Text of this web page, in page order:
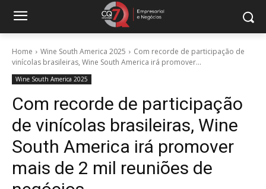
Home Wine South America 2025
Com recorde de participação de
vinícolas brasileiras, Wine South America irá promover...
Wine South America 2025
Com recorde de participação
de vinícolas brasileiras, Wine
South America irá promover
mais de 2 mil reuniões de